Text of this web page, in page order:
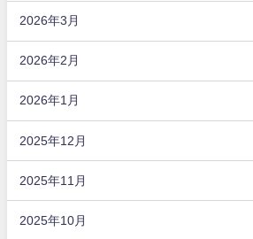
2026年3月
2026年2月
2026年1月
2025年12月
2025年11月
2025年10月